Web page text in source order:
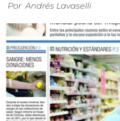
Por Andrés Lavaselli